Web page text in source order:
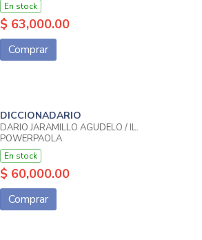
En stock
$ 63,000.00
Comprar
DICCIONADARIO
DARIO JARAMILLO AGUDELO / IL.
POWERPAOLA
En stock
$ 60,000.00
Comprar